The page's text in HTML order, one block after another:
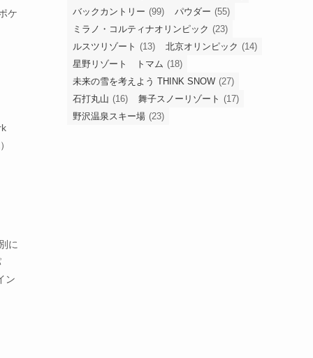
ケ
に
ン
バックカントリー (99) パウダー (55)
ミラノ・コルティナオリンピック (23)
ルスツリゾート (13) 北京オリンピック (14)
星野リゾート トマム (18)
未来の雪を考えよう THINK SNOW (27)
石打丸山 (16) 舞子スノーリゾート (17)
野沢温泉スキー場 (23)